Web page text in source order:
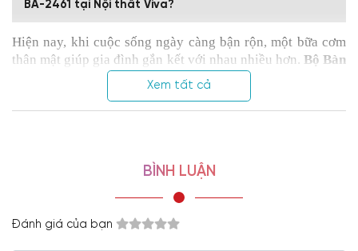
BA-2461 tại Nội thất Viva?
Hiện nay, khi cuộc sống ngày càng bận rộn, một bữa cơm
thân mật giúp gia đình gắn kết với nhau nhiều hơn. Bộ Bàn
Ăn 6 Ghế Gỗ Sồi Mặt Đá Màu Óc Chó Bo Góc Hiện Đại
chính là lựa chọn lý tưởng để những bữa cơm
diễn ra chỉn chu, thoải mái, mang lại sự dễ chịu, hài lòng
Xem tất cả
BÌNH LUẬN
Đánh giá của bạn